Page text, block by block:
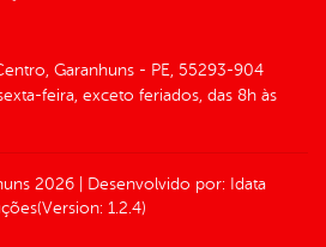
Garanhuns - PE, 55293-904
feira, exceto feriados, das 8h às
2026 Desenvolvido por: Idata
(Version: 1.2.4)